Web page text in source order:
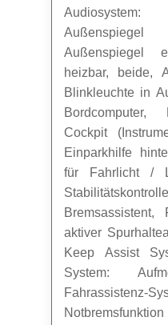
Außenspiegel
Außenspiegel
heizbar, beide,
Blinkleuchte in
Bordcomputer,
Cockpit
Einparkhilfe
für Fahrlicht /
Bremsassistent,
aktiver
Keep Assist
System: